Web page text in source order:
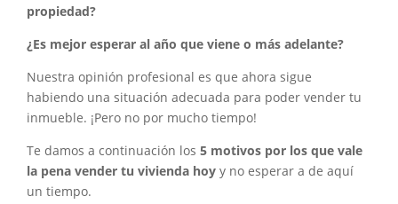
propiedad?
¿Es mejor esperar al año que viene o más adelante?
Nuestra opinión profesional es que ahora sigue
habiendo una situación adecuada para poder vender tu
inmueble. ¡Pero no por mucho tiempo!
Te damos a continuación los 5 motivos por los que vale
la pena vender tu vivienda hoy y no esperar a de aquí
un tiempo.